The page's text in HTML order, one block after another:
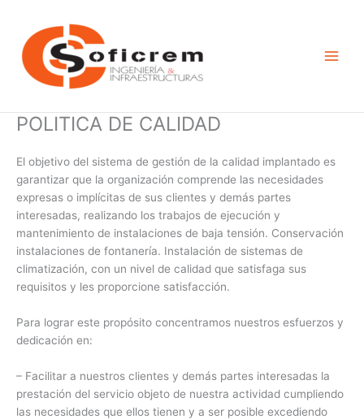
contenido
POLITICA DE CALIDAD
El objetivo del sistema de gestión de la calidad implantado es
garantizar que la organización comprende las necesidades
expresas o implícitas de sus clientes y demás partes
interesadas, realizando los trabajos de ejecución y
mantenimiento de instalaciones de baja tensión. Conservación
instalaciones de fontanería. Instalación de sistemas de
climatización, con un nivel de calidad que satisfaga sus
requisitos y les proporcione satisfacción.
Para lograr este propósito concentramos nuestros esfuerzos y
dedicación en:
– Facilitar a nuestros clientes y demás partes interesadas la
prestación del servicio objeto de nuestra actividad cumpliendo
las necesidades que ellos tienen y a ser posible excediendo